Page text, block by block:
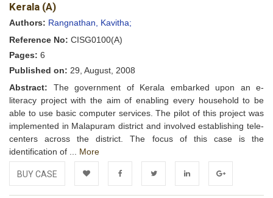
Kerala (A)
Authors: Rangnathan, Kavitha;
Reference No: CISG0100(A)
Pages: 6
Published on: 29, August, 2008
Abstract: The government of Kerala embarked upon an e-
literacy project with the aim of enabling every household to be
able to use basic computer services. The pilot of this project was
implemented in Malapuram district and involved establishing tele-
centers across the district. The focus of this case is the
identification of ... More
BUY CASE